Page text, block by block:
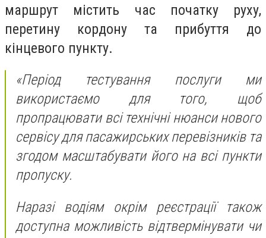
маршрут містить час початку руху,
перетину кордону та прибуття до
кінцевого пункту.
«Період тестування послуги ми
використаємо для того, щоб
пропрацювати всі технічні нюанси нового
сервісу для пасажирських перевізників та
згодом масштабувати його на всі пункти
пропуску.
Наразі водіям окрім реєстрації також
доступна можливість відтвермінувати чи